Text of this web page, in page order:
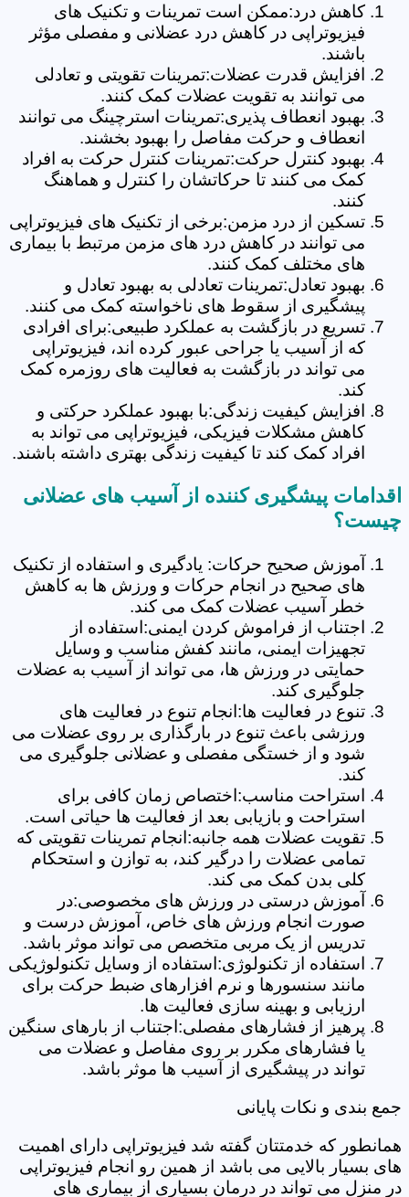
کاهش درد:ممکن است تمرینات و تکنیک های
فیزیوتراپی در کاهش درد عضلانی و مفصلی مؤثر
باشند.
افزایش قدرت عضلات:تمرینات تقویتی و تعادلی
می توانند به تقویت عضلات کمک کنند.
بهبود انعطاف پذیری:تمرینات استرچینگ می توانند
انعطاف و حرکت مفاصل را بهبود بخشند.
بهبود کنترل حرکت:تمرینات کنترل حرکت به افراد
کمک می کنند تا حرکاتشان را کنترل و هماهنگ
کنند.
تسکین از درد مزمن:برخی از تکنیک های فیزیوتراپی
می توانند در کاهش درد های مزمن مرتبط با بیماری
های مختلف کمک کنند.
بهبود تعادل:تمرینات تعادلی به بهبود تعادل و
پیشگیری از سقوط های ناخواسته کمک می کنند.
تسریع در بازگشت به عملکرد طبیعی:برای افرادی
که از آسیب یا جراحی عبور کرده اند، فیزیوتراپی
می تواند در بازگشت به فعالیت های روزمره کمک
کند.
افزایش کیفیت زندگی:با بهبود عملکرد حرکتی و
کاهش مشکلات فیزیکی، فیزیوتراپی می تواند به
افراد کمک کند تا کیفیت زندگی بهتری داشته باشند.
اقدامات پیشگیری کننده از آسیب های عضلانی
چیست؟
آموزش صحیح حرکات: یادگیری و استفاده از تکنیک
های صحیح در انجام حرکات و ورزش ها به کاهش
خطر آسیب عضلات کمک می کند.
اجتناب از فراموش کردن ایمنی:استفاده از
تجهیزات ایمنی، مانند کفش مناسب و وسایل
حمایتی در ورزش ها، می تواند از آسیب به عضلات
جلوگیری کند.
تنوع در فعالیت ها:انجام تنوع در فعالیت های
ورزشی باعث تنوع در بارگذاری بر روی عضلات می
شود و از خستگی مفصلی و عضلانی جلوگیری می
کند.
استراحت مناسب:اختصاص زمان کافی برای
استراحت و بازیابی بعد از فعالیت ها حیاتی است.
تقویت عضلات همه جانبه:انجام تمرینات تقویتی که
تمامی عضلات را درگیر کند، به توازن و استحکام
کلی بدن کمک می کند.
آموزش درستی در ورزش های مخصوصی:در
صورت انجام ورزش های خاص، آموزش درست و
تدریس از یک مربی متخصص می تواند موثر باشد.
استفاده از تکنولوژی:استفاده از وسایل تکنولوژیکی
مانند سنسورها و نرم افزارهای ضبط حرکت برای
ارزیابی و بهینه سازی فعالیت ها.
پرهیز از فشارهای مفصلی:اجتناب از بارهای سنگین
یا فشارهای مکرر بر روی مفاصل و عضلات می
تواند در پیشگیری از آسیب ها موثر باشد.
جمع بندی و نکات پایانی
همانطور که خدمتتان گفته شد فیزیوتراپی دارای اهمیت
های بسیار بالایی می باشد از همین رو انجام فیزیوتراپی
در منزل می تواند در درمان بسیاری از بیماری های